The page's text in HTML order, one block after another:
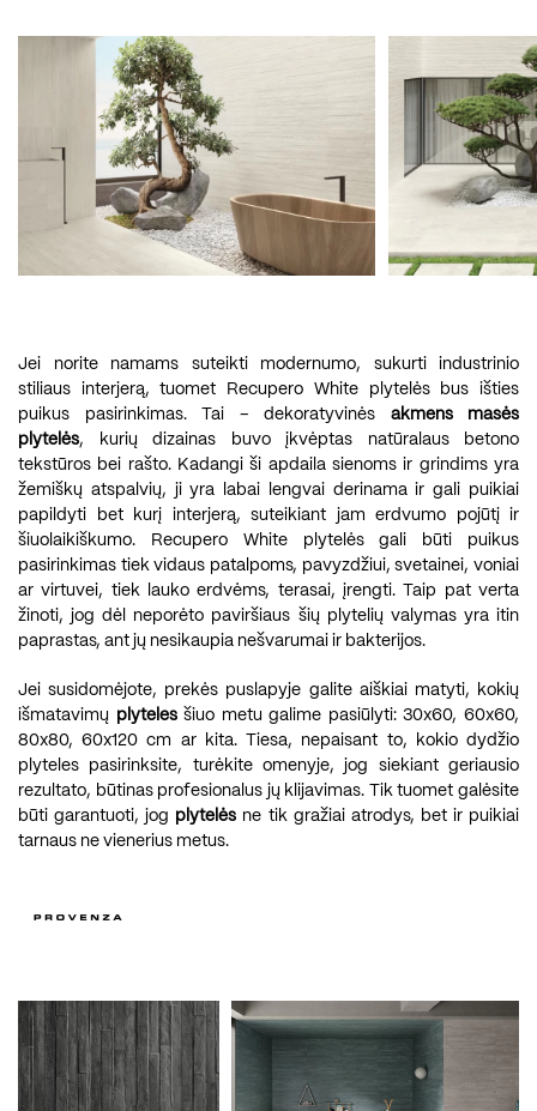
Jei norite namams suteikti modernumo, sukurti industrinio
stiliaus interjerą, tuomet Recupero White plytelės bus išties
puikus pasirinkimas. Tai – dekoratyvinės akmens masės
plytelės, kurių dizainas buvo įkvėptas natūralaus betono
tekstūros bei rašto. Kadangi ši apdaila sienoms ir grindims yra
žemiškų atspalvių, ji yra labai lengvai derinama ir gali puikiai
papildyti bet kurį interjerą, suteikiant jam erdvumo pojūtį ir
šiuolaikiškumo. Recupero White plytelės gali būti puikus
pasirinkimas tiek vidaus patalpoms, pavyzdžiui, svetainei, voniai
ar virtuvei, tiek lauko erdvėms, terasai, įrengti. Taip pat verta
žinoti, jog dėl neporėto paviršiaus šių plytelių valymas yra itin
paprastas, ant jų nesikaupia nešvarumai ir bakterijos.
Jei susidomėjote, prekės puslapyje galite aiškiai matyti, kokių
išmatavimų plytelesšiuo metu galime pasiūlyti: 30x60, 60x60,
80x80, 60x120 cm ar kita. Tiesa, nepaisant to, kokio dydžio
plyteles pasirinksite, turėkite omenyje, jog siekiant geriausio
rezultato, būtinas profesionalus jų klijavimas. Tik tuomet galėsite
būti garantuoti, jog plytelės ne tik gražiai atrodys, bet ir puikiai
tarnaus ne vienerius metus.